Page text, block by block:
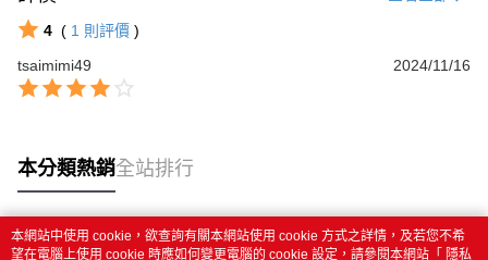
4 ( 1 則評價 )
tsaimimi49
2024/11/16
本分類熱銷全站排行
熱門標籤
本網站中使用 cookie，欲查詢有關本網站使用 cookie 方式之詳情，及若您不希
望在電腦上使用 cookie 時應如何變更電腦的 cookie 設定，請參閱本網站「 隱私